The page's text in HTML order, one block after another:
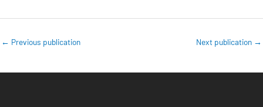
← Previous publication Next publication →